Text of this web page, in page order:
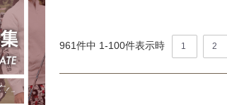
961件中 1-100件表示時 1 2